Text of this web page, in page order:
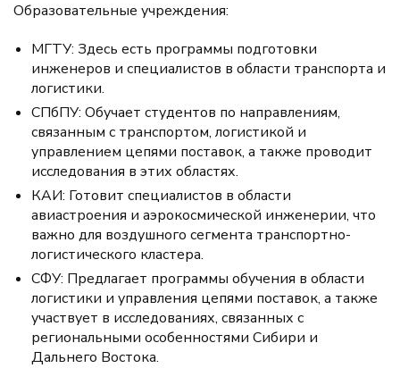
Образовательные учреждения:
МГТУ: Здесь есть программы подготовки
инженеров и специалистов в области транспорта и
логистики.
СПбПУ: Обучает студентов по направлениям,
связанным с транспортом, логистикой и
управлением цепями поставок, а также проводит
исследования в этих областях.
КАИ: Готовит специалистов в области
авиастроения и аэрокосмической инженерии, что
важно для воздушного сегмента транспортно-
логистического кластера.
СФУ: Предлагает программы обучения в области
логистики и управления цепями поставок, а также
участвует в исследованиях, связанных с
региональными особенностями Сибири и
Дальнего Востока.